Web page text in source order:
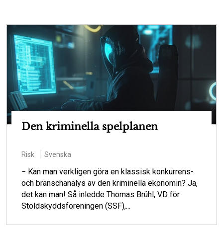
Den kriminella spelplanen
Risk Svenska
− Kan man verkligen göra en klassisk konkurrens-
och branschanalys av den kriminella ekonomin? Ja,
det kan man! Så inledde Thomas Brühl, VD för
Stöldskyddsföreningen (SSF),...